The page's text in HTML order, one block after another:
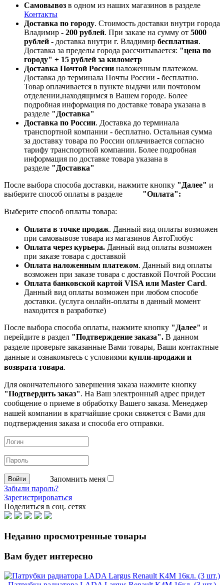
Самовывоз в одном из наших магазинов в разделе
Контакты
Доставка по городу. Стоимость доставки внутри города
Владимир - 200 рублей. При заказе на сумму от 5000
рублей - доставка внутри г. Владимир бесплатная.
Доставка за пределы города рассчитывается: "цена по
городу" + 15 рублей за километр
Доставка Почтой России наложенным платежом.
Доставка до терминала Почты России - бесплатно.
Товар оплачивается в пункте выдачи или почтовом
отделении,находящимся в Вашем городе. Более
подробная информация по доставке товара указана в
разделе "Доставка"
Доставка по России. Доставка до терминала
транспортной компании - бесплатно. Остальная сумма
за доставку товара по России оплачивается согласно
тарифу транспортной компании. Более подробная
информация по доставке товара указана в
разделе "Доставка"
После выбора способа доставки, нажмите кнопку "Далее" и
выберите способ оплаты в разделе "Оплата":
Выберите способ оплаты товара:
Оплата в точке продаж. Данный вид оплаты возможен
при самовывозе товара из магазинов АвтоГлобус
Оплата через курьера. Данный вид оплаты возможен
при заказе товара с доставкой
Оплата наложенным платежом. Данный вид оплаты
возможен при заказе товара с доставкой Почтой России
Оплата банковской картой VISA или Master Card.
Данный вид оплаты возможен при любом способе
доставки. (услуга онлайн-оплаты в данный момент
находится в разработке)
После выбора способа оплаты, нажмите кнопку "Далее" и
перейдите в раздел "Подтверждение заказа". В данном
разделе проверьте заказанные Вами товары, Ваши контактные
данные и ознакомьтесь с условиями купли-продажи и
возврата товара.
Для окончательного завершения заказа нажмите кнопку
"Подтвердить заказ". На Ваш электронный адрес придет
сообщение о приеме в обработку Вашего заказа. Менеджер
нашей компании в кратчайшие сроки свяжется с Вами для
подтверждения заказа и способа его отправки.
Запомнить меня
Забыли пароль?
Зарегистрироваться
Поделиться в соц. сетях
Недавно просмотренные товары
Вам будет интересно